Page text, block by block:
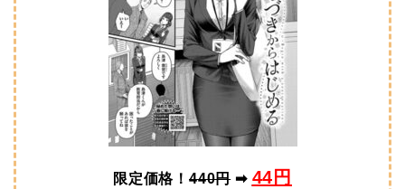
限定価格！ 440円➡ 44円